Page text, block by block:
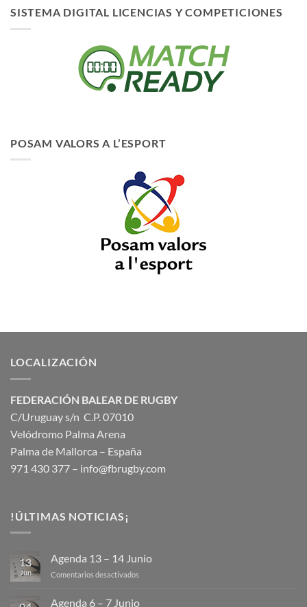
SISTEMA DIGITAL LICENCIAS Y COMPETICIONES
POSAM VALORS A L’ESPORT
LOCALIZACIÓN
FEDERACIÓN BALEAR DE RUGBY
C/Uruguay s/n C.P. 07010
Velódromo Palma Arena
Palma de Mallorca – España
971 430 377 – info@fbrugby.com
!ÚLTIMAS NOTICIAS¡
13
Jun
Agenda 13 – 14 Junio
Comentarios desactivados
Agenda 6 – 7 Junio